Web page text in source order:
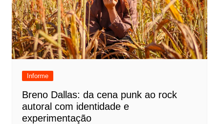
Informe
Breno Dallas: da cena punk ao rock
autoral com identidade e
experimentação